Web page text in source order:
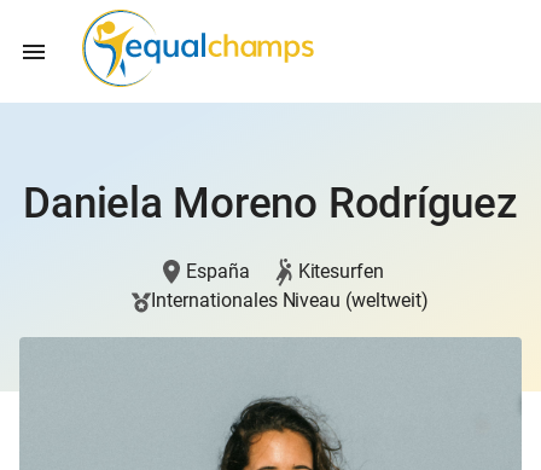
Daniela Moreno Rodríguez
España
Kitesurfen
Internationales Niveau (weltweit)